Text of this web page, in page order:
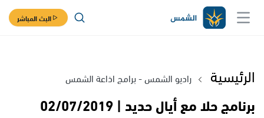
البث المباشر
الرئيسية راديو الشمس - برامج اذاعة الشمس
برنامج حلا مع أيال حديد | 02/07/2019